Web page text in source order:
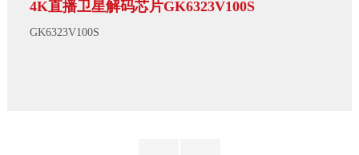
4K直播卫星解码芯片GK6323V100S
GK6323V100S